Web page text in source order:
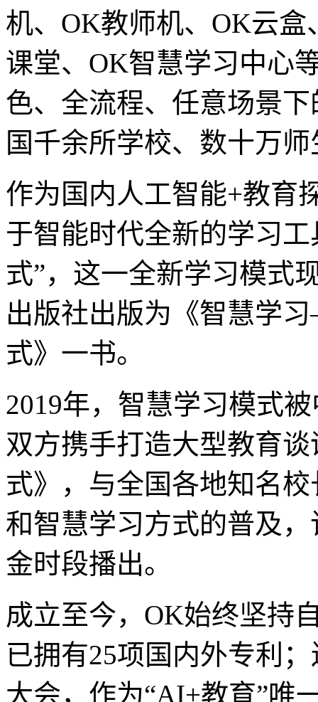
机、OK教师机、OK云
课堂、OK智慧学习中心
色、全流程、任意场景
国千余所学校、数十万师
作为国内人工智能+教育
于智能时代全新的学习
式”，这一全新学习模式
出版社出版为《智慧学
式》一书。
2019年，智慧学习模式
双方携手打造大型教育
式》，与全国各地知名
和智慧学习方式的普及
金时段播出。
成立至今，OK始终坚持
已拥有25项国内外专利
大会，作为“AI+教育”唯